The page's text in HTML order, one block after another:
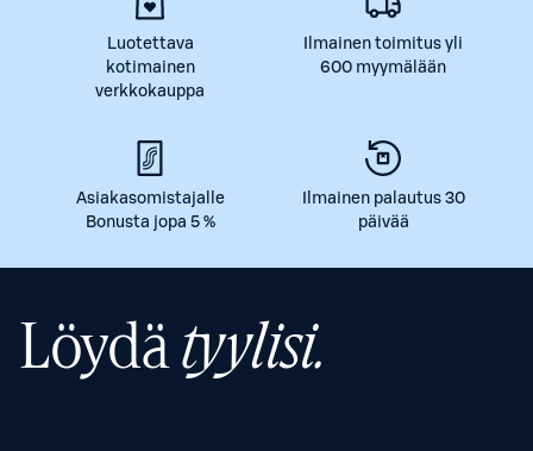
Luotettava
kotimainen
verkkokauppa
Ilmainen toimitus yli
600 myymälään
Asiakasomistajalle
Bonusta jopa 5 %
Ilmainen palautus 30
päivää
Löydätyylisi.